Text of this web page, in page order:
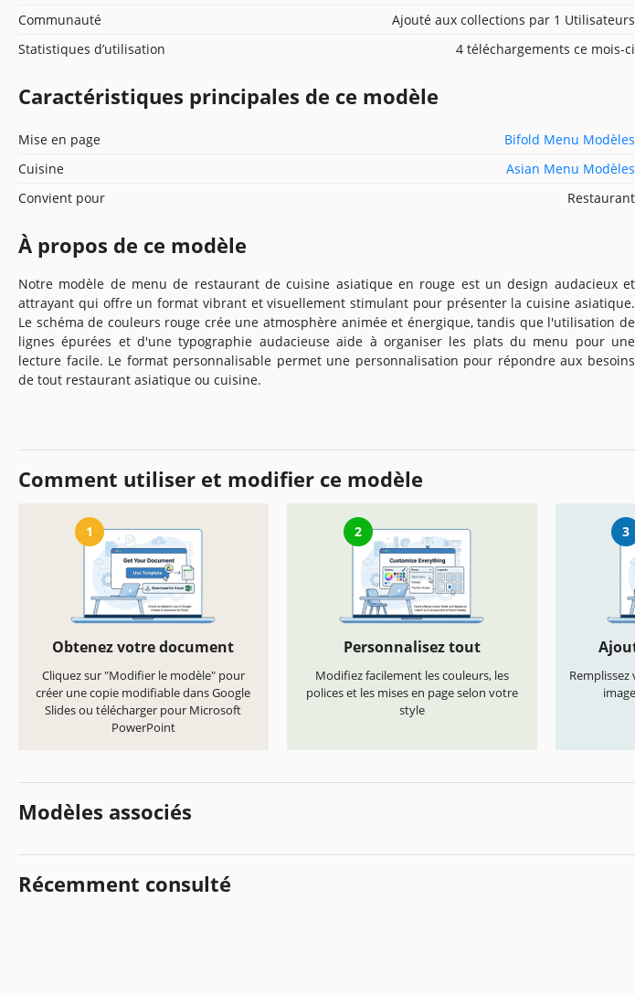
Communauté
Ajouté aux collections par 1 Utilisateurs
Statistiques d’utilisation
4 téléchargements ce mois-ci
Caractéristiques principales de ce modèle
Mise en page
Bifold Menu Modèles
Cuisine
Asian Menu Modèles
Convient pour
Restaurant
À propos de ce modèle
Notre modèle de menu de restaurant de cuisine asiatique en rouge est un design audacieux et
attrayant qui offre un format vibrant et visuellement stimulant pour présenter la cuisine asiatique.
Le schéma de couleurs rouge crée une atmosphère animée et énergique, tandis que l'utilisation de
lignes épurées et d'une typographie audacieuse aide à organiser les plats du menu pour une
lecture facile. Le format personnalisable permet une personnalisation pour répondre aux besoins
de tout restaurant asiatique ou cuisine.
Comment utiliser et modifier ce modèle
1
Obtenez votre document
Cliquez sur "Modifier le modèle" pour
créer une copie modifiable dans Google
Slides ou télécharger pour Microsoft
PowerPoint
2
Personnalisez tout
Modifiez facilement les couleurs, les
polices et les mises en page selon votre
style
3
Remplissez
Modèles associés
Récemment consulté